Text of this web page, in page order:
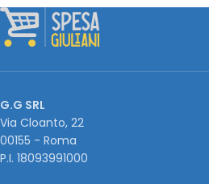
G.G SRL
Via Cloanto, 22
00155 - Roma
P.I. ‭18093991000